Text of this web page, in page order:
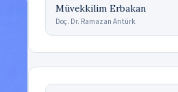
Müvekkilim Erbakan
Doç. Dr. Ramazan Arıtürk